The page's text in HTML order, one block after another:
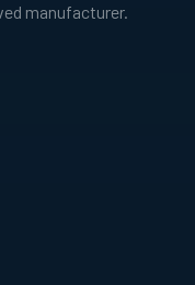
manufacturer.